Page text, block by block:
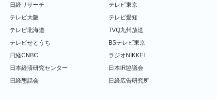
日経リサーチ
テレビ東京
テレビ大阪
テレビ愛知
テレビ北海道
TVQ九州放送
テレビせとうち
BSテレビ東京
日経CNBC
ラジオNIKKEI
日本経済研究センター
日本IR協議会
日経懇話会
日経広告研究所